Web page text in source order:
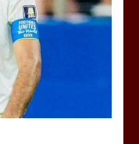
devient un